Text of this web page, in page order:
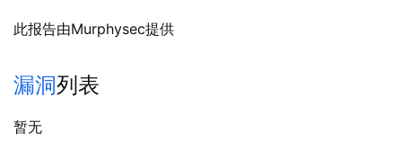
此报告由Murphysec提供
漏洞列表
暂无